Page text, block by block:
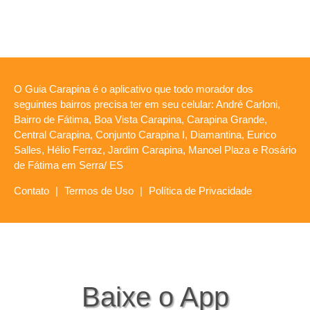
O Guia Carapina é o aplicativo que todo morador dos
seguintes bairros precisa ter em seu celular: André Carloni,
Bairro de Fátima, Boa Vista Carapina, Carapina Grande,
Central Carapina, Conjunto Carapina I, Diamantina, Eurico
Salles, Hélio Ferraz, Jardim Carapina, Manoel Plaza e Rosário
de Fátima em Serra/ ES
Contato | Termos de Uso | Política de Privacidade
Baixe o App